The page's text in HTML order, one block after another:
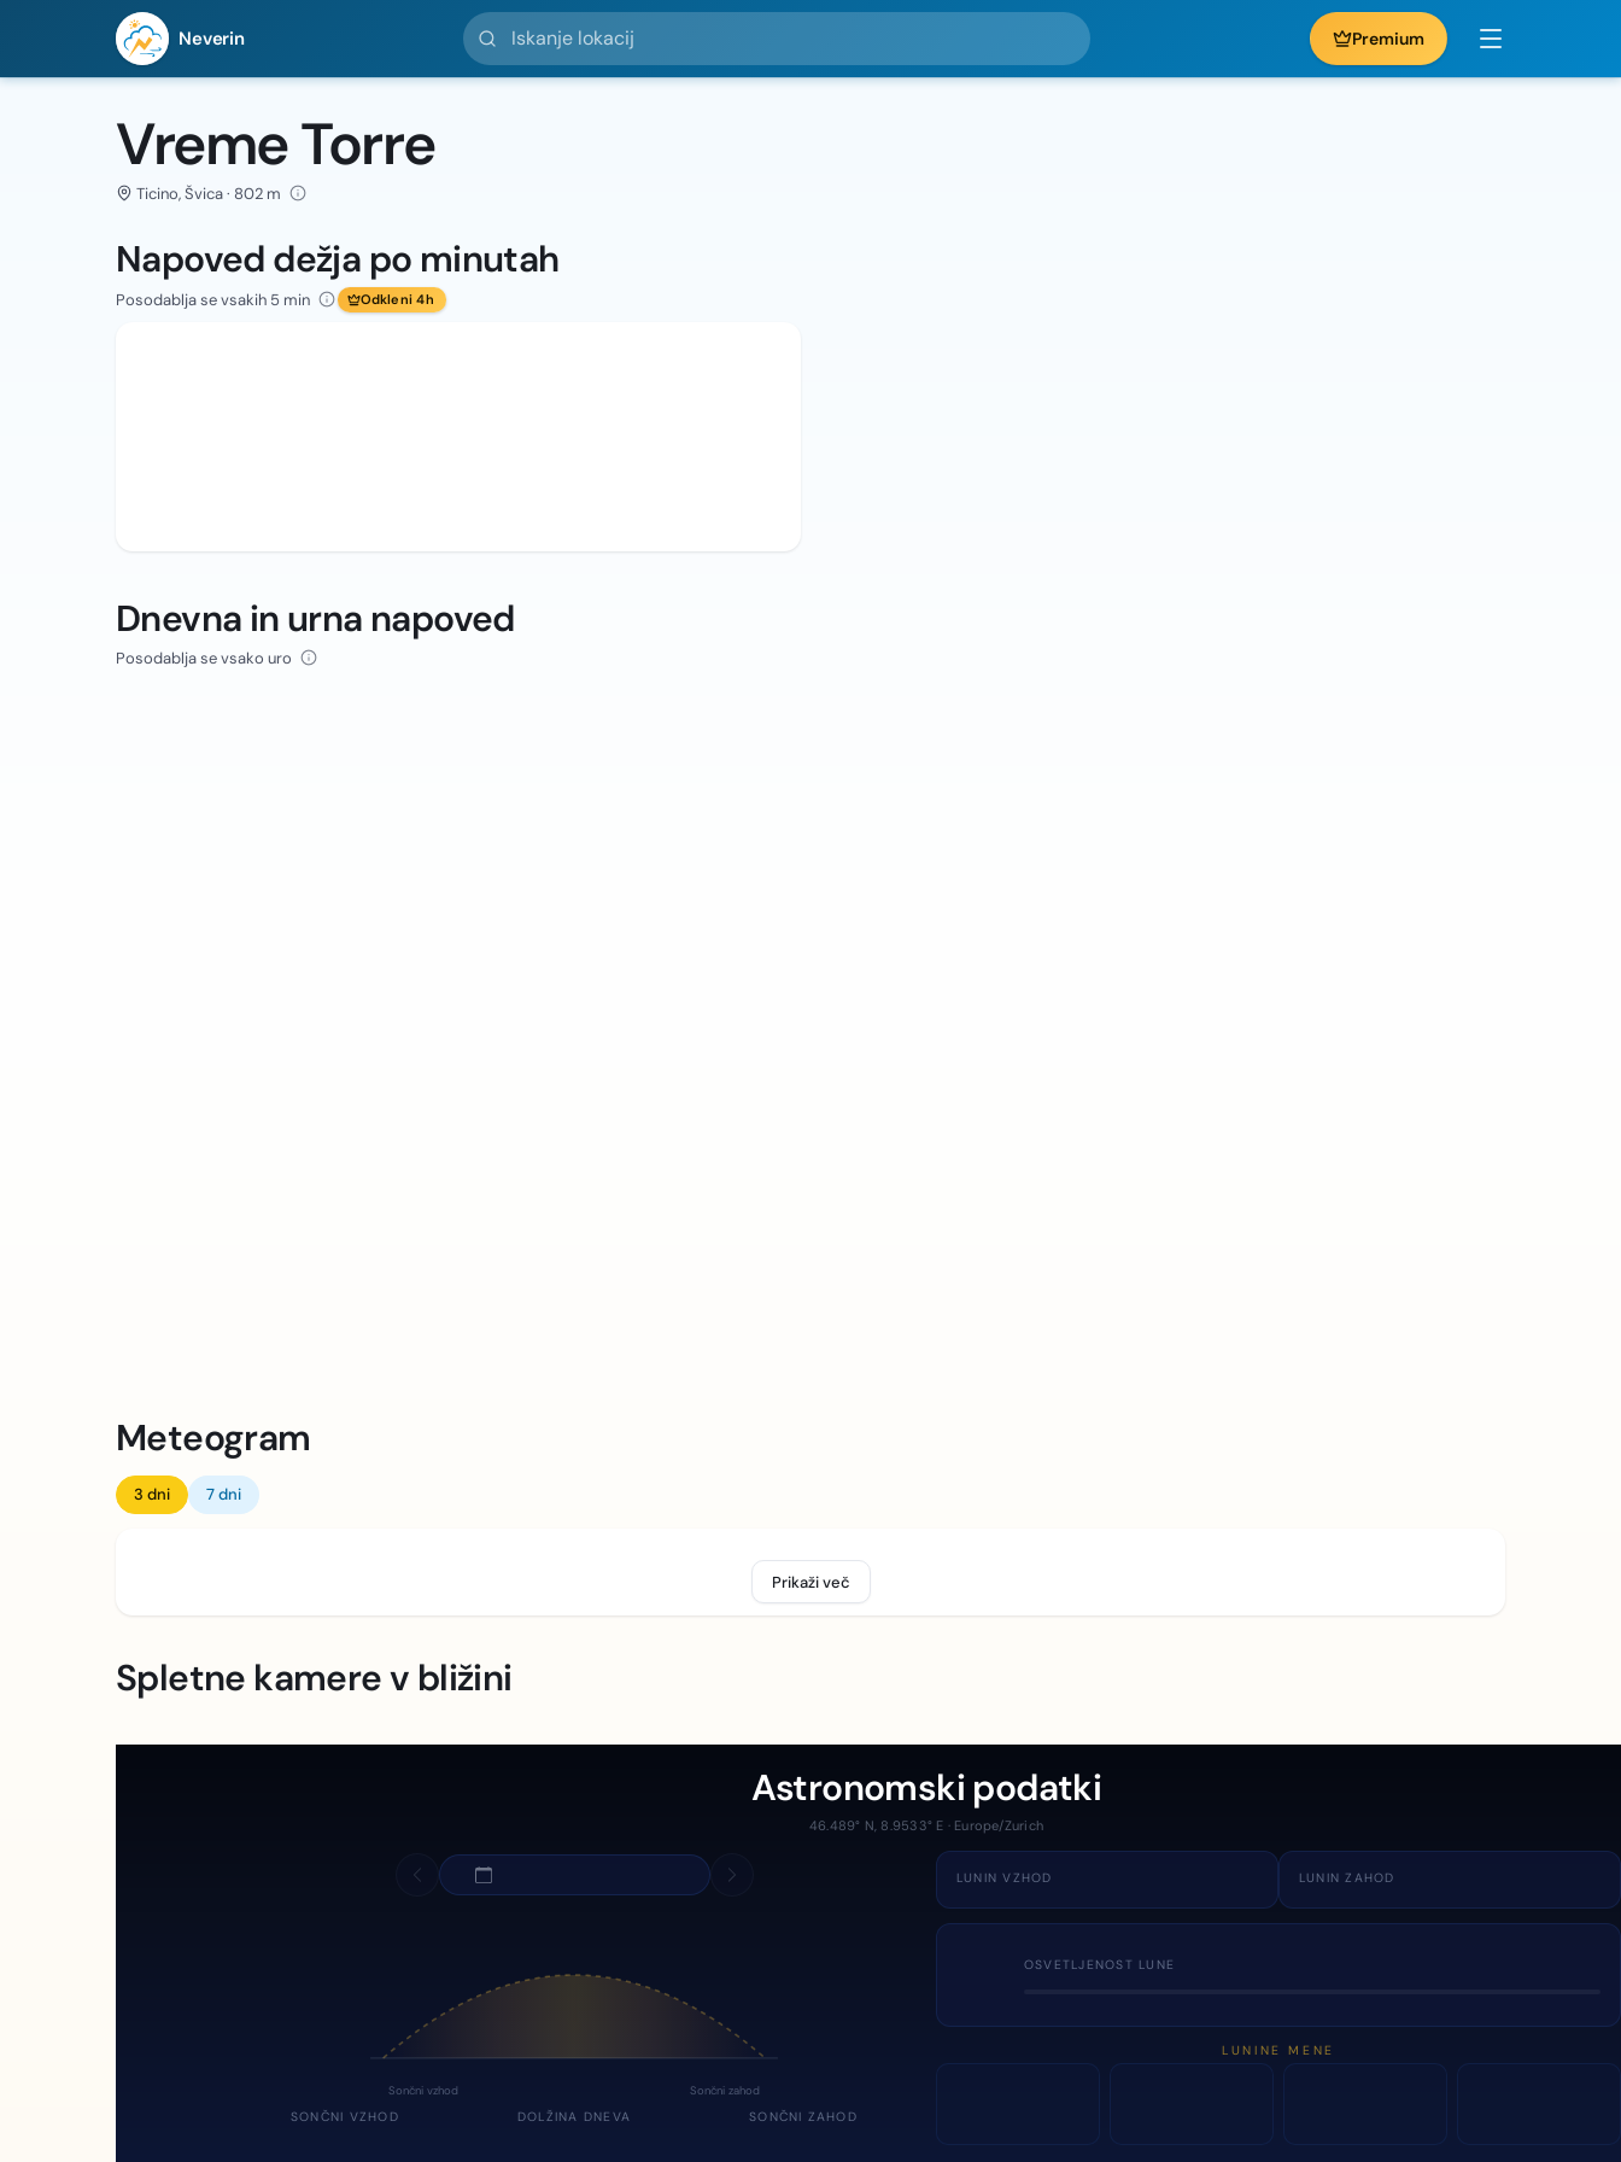
Neverin
Iskanje lokacij
Premium
Vreme Torre
Ticino, Švica · 802 m
Napoved dežja po minutah
Posodablja se vsakih 5 min Odkleni 4h
Dnevna in urna napoved
Posodablja se vsako uro
Meteogram
3 dni 7 dni
Prikaži več
Spletne kamere v bližini
Astronomski podatki
46.489° N, 8.9533° E · Europe/Zurich
Sončni vzhod Sončni zahod
SONČNI VZHOD DOLŽINA DNEVA SONČNI ZAHOD
LUNIN VZHOD LUNIN ZAHOD
OSVETLJENOST LUNE
LUNINE MENE